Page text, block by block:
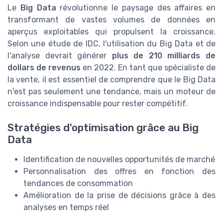
Le Big Data révolutionne le paysage des affaires en
transformant de vastes volumes de données en
aperçus exploitables qui propulsent la croissance.
Selon une étude de IDC, l'utilisation du Big Data et de
l'analyse devrait générer plus de 210 milliards de
dollars de revenus en 2022. En tant que spécialiste de
la vente, il est essentiel de comprendre que le Big Data
n'est pas seulement une tendance, mais un moteur de
croissance indispensable pour rester compétitif.
Stratégies d'optimisation grâce au Big
Data
Identification de nouvelles opportunités de marché
Personnalisation des offres en fonction des
tendances de consommation
Amélioration de la prise de décisions grâce à des
analyses en temps réel